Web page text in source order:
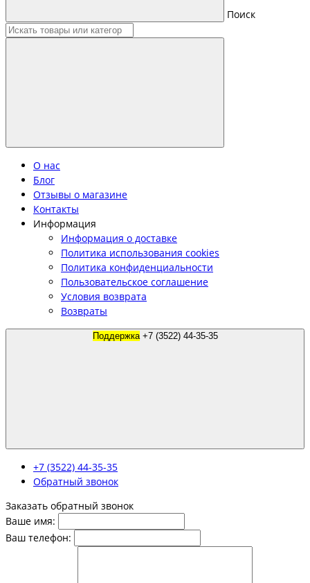
Поиск
О нас
Блог
Отзывы о магазине
Контакты
Информация
Информация о доставке
Политика использования cookies
Политика конфиденциальности
Пользовательское соглашение
Условия возврата
Возвраты
Поддержка +7 (3522) 44-35-35
+7 (3522) 44-35-35
Обратный звонок
Заказать обратный звонок
Ваше имя:
Ваш телефон: